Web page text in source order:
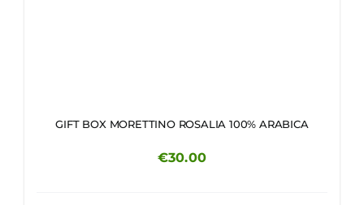
GIFT BOX MORETTINO ROSALIA 100% ARABICA
€30.00